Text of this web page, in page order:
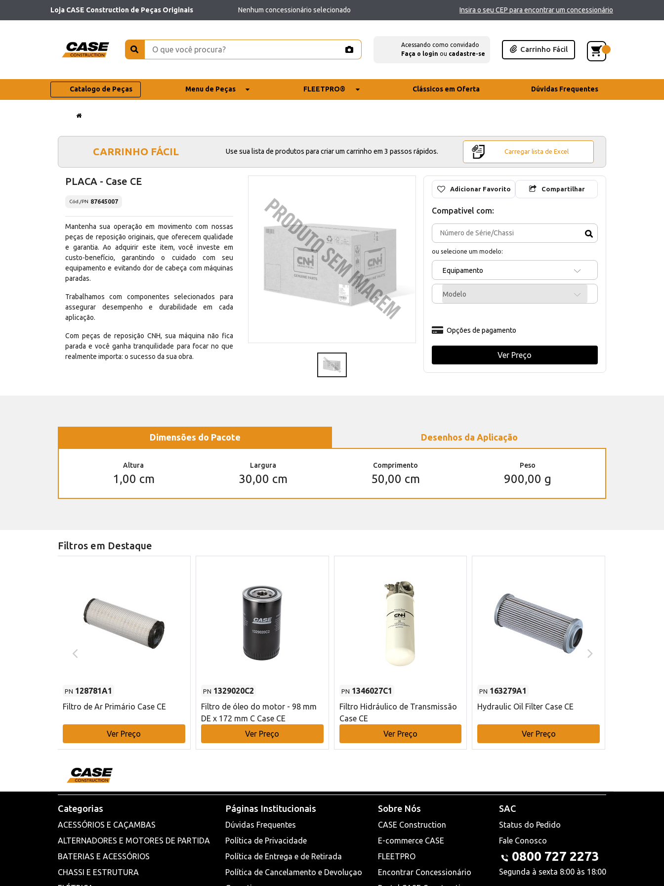
Loja CASE Construction de Peças Originais Nenhum concessionário selecionado Insira o seu CEP para encontrar um concessionário
Acessando como convidado
Faça o login ou cadastre-se
Carrinho Fácil
Catalogo de Peças Menu de Peças FLEETPRO® Clássicos em Oferta Dúvidas Frequentes
CARRINHO FÁCIL Use sua lista de produtos para criar um carrinho em 3 passos rápidos. Carregar lista de Excel
PLACA - Case CE
Cód./PN 87645007
Mantenha sua operação em movimento com nossas
peças de reposição originais, que oferecem qualidade
e garantia. Ao adquirir este item, você investe em
custo-benefício, garantindo o cuidado com seu
equipamento e evitando dor de cabeça com máquinas
paradas.
Trabalhamos com componentes selecionados para
assegurar desempenho e durabilidade em cada
aplicação.
Com peças de reposição CNH, sua máquina não fica
parada e você ganha tranquilidade para focar no que
realmente importa: o sucesso da sua obra.
Adicionar Favorito Compartilhar
Compativel com:
ou selecione um modelo:
Equipamento
Modelo
Opções de pagamento
Ver Preço
Dimensões do Pacote Desenhos da Aplicação
Altura
1,00 cm
Largura
30,00 cm
Comprimento
50,00 cm
Peso
900,00 g
Filtros em Destaque
PN 128781A1
Filtro de Ar Primário Case CE
Ver Preço
PN 1329020C2
Filtro de óleo do motor - 98 mm
DE x 172 mm C Case CE
Ver Preço
PN 1346027C1
Filtro Hidráulico de Transmissão
Case CE
Ver Preço
PN 163279A1
Hydraulic Oil Filter Case CE
Ver Preço
Categorias
ACESSÓRIOS E CAÇAMBAS
ALTERNADORES E MOTORES DE PARTIDA
BATERIAS E ACESSÓRIOS
CHASSI E ESTRUTURA
Páginas Institucionais
Dúvidas Frequentes
Política de Privacidade
Política de Entrega e de Retirada
Política de Cancelamento e Devoluçao
Sobre Nós
CASE Construction
E-commerce CASE
FLEETPRO
Encontrar Concessionário
SAC
Status do Pedido
Fale Conosco
0800 727 2273
Segunda à sexta 8:00 às 18:00